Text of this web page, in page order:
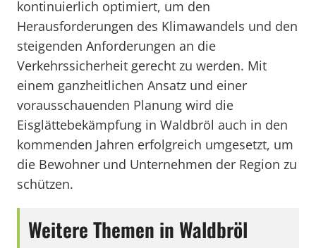
kontinuierlich optimiert, um den
Herausforderungen des Klimawandels und den
steigenden Anforderungen an die
Verkehrssicherheit gerecht zu werden. Mit
einem ganzheitlichen Ansatz und einer
vorausschauenden Planung wird die
Eisglättebekämpfung in Waldbröl auch in den
kommenden Jahren erfolgreich umgesetzt, um
die Bewohner und Unternehmen der Region zu
schützen.
Weitere Themen in Waldbröl